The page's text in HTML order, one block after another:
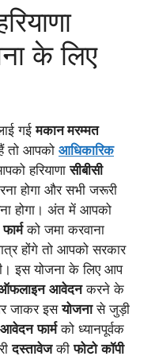
के लिए
गईमकान मरम्मत
तो आपको आधिकारिक
हरियाणासीबीसी
होगा और सभी जरूरी
होगा। अंत में आपको
फार्मको जमा करवाना
होंगे तो आपको सरकार
इस योजना के लिए आप
आवेदनकरने के
जाकर इसयोजनासे जुड़ी
आवेदन फार्मको ध्यानपूर्वक
दस्तावेजकीफोटो कॉपी